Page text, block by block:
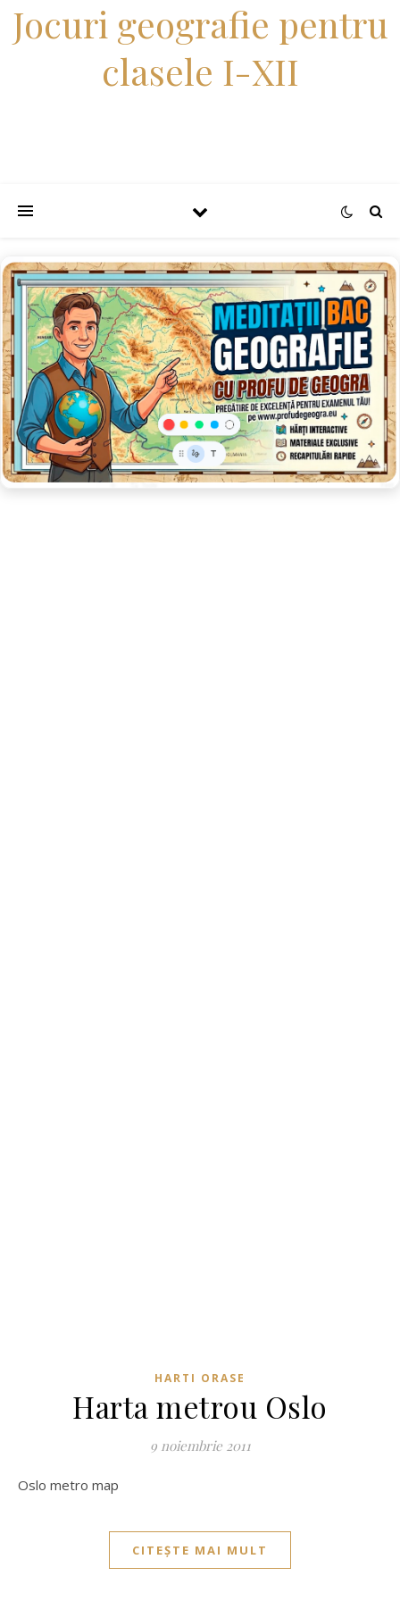
Jocuri geografie pentru
clasele I-XII
HARTI ORASE
Harta metrou Oslo
9 noiembrie 2011
Oslo metro map
CITEȘTE MAI MULT